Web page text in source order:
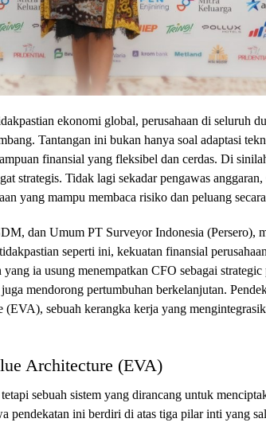
ekonomi global, perusahaan di seluruh
Tantangan ini bukan hanya soal adaptasi
finansial yang fleksibel dan cerdas. Di
strategis. Tidak lagi sekadar pengawas
yang mampu membaca risiko dan peluang
dan Umum PT Surveyor Indonesia (Persero),
seperti ini, kekuatan finansial
ia usung menempatkan CFO sebagai strategic
mendorong pertumbuhan berkelanjutan.
(EVA), sebuah kerangka kerja yang
Architecture (EVA)
sebuah sistem yang dirancang untuk
pendekatan ini berdiri di atas tiga pilar inti yang